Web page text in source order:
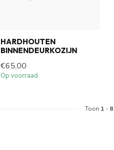
HARDHOUTEN
BINNENDEURKOZIJN
€65,00
Op voorraad
Toon 1 - 8